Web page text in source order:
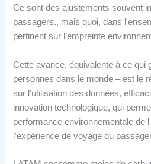
Ce sont des ajustements souvent
passagers., mais quoi, dans
pertinent sur l’empreinte
Cette avance, équivalente à ce qui
personnes dans le monde – est le
sur l’utilisation des données,
innovation technologique, qui
performance environnementale de
l'expérience de voyage du